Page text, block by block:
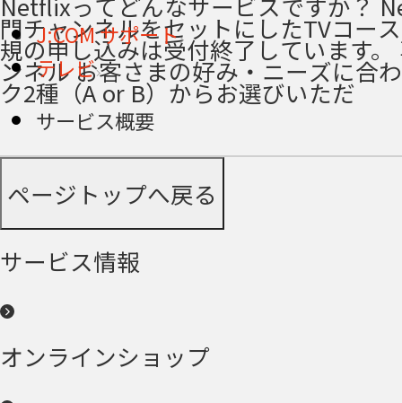
門チャンネルをセットにしたTVコー
規の申し込みは受付終了しています。
ンネル お客さまの好み・ニーズに合
ク2種（A or B）からお選びいただ
J:COM サポート
テレビ
サービス概要
ページトップへ戻る
サービス情報
オンラインショップ